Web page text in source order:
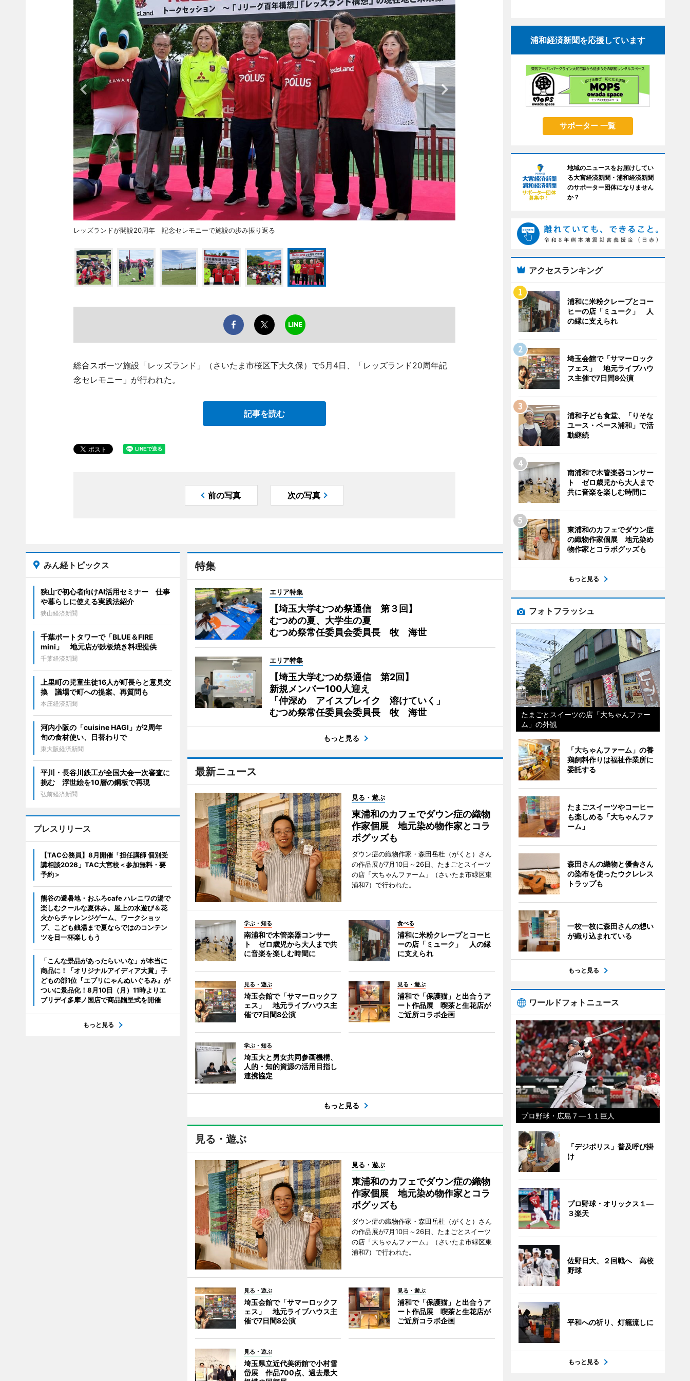
レッズランドが開設20周年 記念セレモニーで施設の歩み振り返る
総合スポーツ施設「レッズランド」（さいたま市桜区下大久保）で5月4日、「レッズランド20周年記
念セレモニー」が行われた。
記事を読む
前の写真 次の写真
特集
エリア特集
【埼玉大学むつめ祭通信 第３回】
むつめの夏、大学生の夏
むつめ祭常任委員会委員長 牧 海世
エリア特集
【埼玉大学むつめ祭通信 第2回】
新規メンバー100人迎え
「仲深め アイスブレイク 溶けていく」
むつめ祭常任委員会委員長 牧 海世
もっと見る
最新ニュース
見る・遊ぶ
東浦和のカフェでダウン症の織物
作家個展 地元染め物作家とコラ
ボグッズも
ダウン症の織物作家・森田岳杜（がくと）さん
の作品展が7月10日～26日、たまごとスイーツ
の店「大ちゃんファーム」（さいたま市緑区東
浦和7）で行われた。
学ぶ・知る
南浦和で木管楽器コンサー
ト ゼロ歳児から大人まで共
に音楽を楽しむ時間に
食べる
浦和に米粉クレープとコーヒ
ーの店「ミューク」 人の縁
に支えられ
見る・遊ぶ
埼玉会館で「サマーロックフ
ェス」 地元ライブハウス主
催で7日間8公演
見る・遊ぶ
浦和で「保護猫」と出合うア
ート作品展 喫茶と生花店が
ご近所コラボ企画
学ぶ・知る
埼玉大と男女共同参画機構、
人的・知的資源の活用目指し
連携協定
もっと見る
見る・遊ぶ
見る・遊ぶ
東浦和のカフェでダウン症の織物
作家個展 地元染め物作家とコラ
ボグッズも
ダウン症の織物作家・森田岳杜（がくと）さん
の作品展が7月10日～26日、たまごとスイーツ
の店「大ちゃんファーム」（さいたま市緑区東
浦和7）で行われた。
見る・遊ぶ
埼玉会館で「サマーロックフ
ェス」 地元ライブハウス主
催で7日間8公演
見る・遊ぶ
浦和で「保護猫」と出合うア
ート作品展 喫茶と生花店が
ご近所コラボ企画
見る・遊ぶ
埼玉県立近代美術館で小村雪
岱展 作品700点、過去最大
みん経トピックス
狭山で初心者向けAI活用セミナー 仕事
や暮らしに使える実践法紹介
狭山経済新聞
千葉ポートタワーで「BLUE＆FIRE
mini」 地元店が鉄板焼き料理提供
千葉経済新聞
上里町の児童生徒16人が町長らと意見交
換 議場で町への提案、再質問も
本庄経済新聞
河内小阪の「cuisine HAGI」が2周年
旬の食材使い、日替わりで
東大阪経済新聞
平川・長谷川鉄工が全国大会一次審査に
挑む 浮世絵を10層の鋼板で再現
弘前経済新聞
プレスリリース
【TAC公務員】8月開催「担任講師 個別受
講相談2026」TAC大宮校＜参加無料・要
予約＞
熊谷の避暑地・おふろcafe ハレニワの湯で
楽しむクールな夏休み。屋上の水遊び＆花
火からチャレンジゲーム、ワークショッ
プ、こども銭湯まで夏ならではのコンテン
ツを目一杯楽しもう
「こんな景品があったらいいな」が本当に
商品に！「オリジナルアイディア大賞」子
どもの部1位『エブリにゃんぬいぐるみ』が
ついに景品化！8月10日（月）11時よりエ
ブリデイ多摩ノ国店で商品贈呈式を開催
もっと見る
浦和経済新聞を応援しています
サポーター 一覧
地域のニュースをお届けしてい
る大宮経済新聞・浦和経済新聞
のサポーター団体になりません
か？
アクセスランキング
浦和に米粉クレープとコー
ヒーの店「ミューク」 人
の縁に支えられ
埼玉会館で「サマーロック
フェス」 地元ライブハウ
ス主催で7日間8公演
浦和子ども食堂、「りそな
ユース・ベース浦和」で活
動継続
南浦和で木管楽器コンサー
ト ゼロ歳児から大人まで
共に音楽を楽しむ時間に
東浦和のカフェでダウン症
の織物作家個展 地元染め
物作家とコラボグッズも
もっと見る
フォトフラッシュ
たまごとスイーツの店「大ちゃんファー
ム」の外観
「大ちゃんファーム」の養
鶏飼料作りは福祉作業所に
委託する
たまごスイーツやコーヒー
も楽しめる「大ちゃんファ
ーム」
森田さんの織物と優舎さん
の染布を使ったウクレレス
トラップも
一枚一枚に森田さんの想い
が織り込まれている
もっと見る
ワールドフォトニュース
プロ野球・広島７―１１巨人
「デジポリス」普及呼び掛
け
プロ野球・オリックス１―
３楽天
佐野日大、２回戦へ 高校
野球
平和への祈り、灯籠流しに
もっと見る